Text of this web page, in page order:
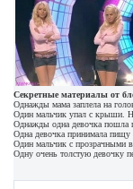
Секретные материалы от
Однажды мама заплела на
Один мальчик упал с крыши.
Однажды одна девочка
Одна девочка принимала пищу
Один мальчик с прозрачными
Одну очень толстую девочку